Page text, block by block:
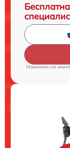
Нажимая на